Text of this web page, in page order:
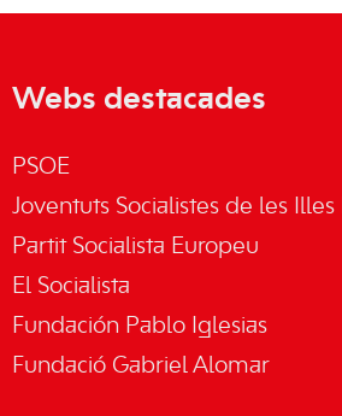
Webs destacades
PSOE
Joventuts Socialistes de les Illes
Partit Socialista Europeu
El Socialista
Fundación Pablo Iglesias
Fundació Gabriel Alomar